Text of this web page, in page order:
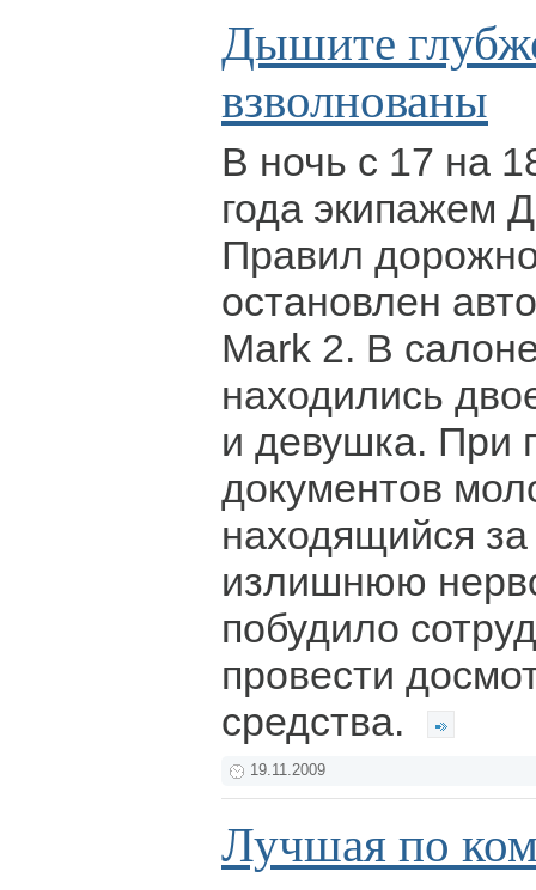
Дышите
взволнованы
В ночь с 17 на
года экипажем
Правил
остановлен
Mark 2. В
находились
и девушка. При
документов
находящийся
излишнюю
побудило
провести
средства.
19.11.2009
Лучшая по